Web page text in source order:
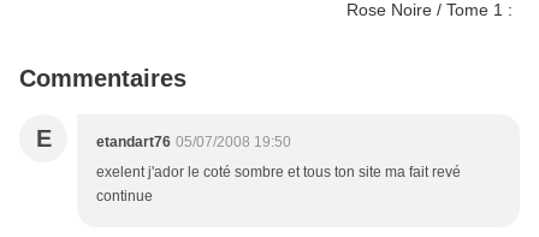
Commentaires
E etandart76 05/07/2008 19:50
exelent j'ador le coté sombre et tous ton site ma fait revé
continue